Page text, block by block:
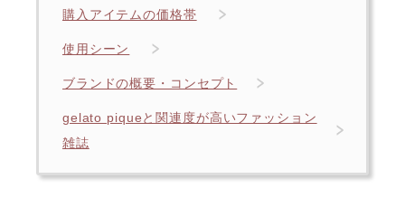
購入アイテムの価格帯
使用シーン
ブランドの概要・コンセプト
gelato piqueと関連度が高いファッション
雑誌